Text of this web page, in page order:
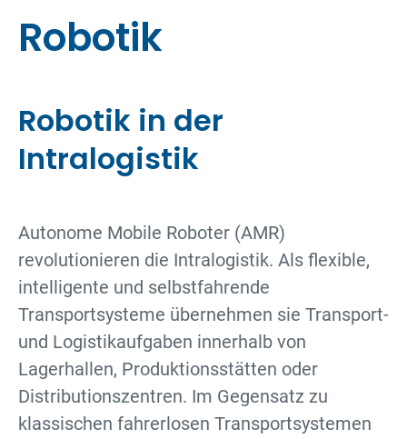
Robotik
Robotik in der
Intralogistik
Autonome Mobile Roboter (AMR)
revolutionieren die Intralogistik. Als flexible,
intelligente und selbstfahrende
Transportsysteme übernehmen sie Transport-
und Logistikaufgaben innerhalb von
Lagerhallen, Produktionsstätten oder
Distributionszentren. Im Gegensatz zu
klassischen fahrerlosen Transportsystemen